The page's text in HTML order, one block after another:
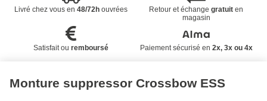
Livré chez vous en 48/72houvrées Retour et échangegratuit en
magasin
Satisfait ou remboursé Paiement sécurisé en 2x, 3x ou 4x
Monture suppressor Crossbow ESS